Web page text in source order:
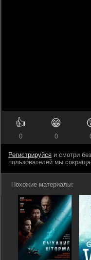
👍
0
😁
0
Регистрируйся и смотри
пользователей мы
Похожие материалы: